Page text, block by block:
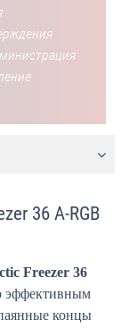
36 A-RGB
Freezer 36
эффективным
концы